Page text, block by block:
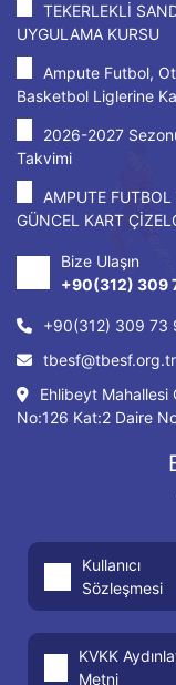
TEKERLEKLİ
UYGULAMA KURSU
Ampute Futbol,
Basketbol Liglerine
2026-2027
Takvimi
AMPUTE
GÜNCEL KART
Bize Ulaşın
+90(312) 309
+90(312) 309 73
tbesf@tbesf.org.tr
Ehlibeyt Mahallesi
No:126 Kat:2 Daire
Kullanıcı
Sözleşmesi
KVKK
Metni